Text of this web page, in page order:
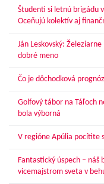
Študenti si letnú brigádu
Oceňujú kolektív aj
Ján Leskovský:
dobré meno
Čo je dôchodková
Golfový tábor na Táľoch
bola výborná
V regióne Apúlia pocítite
Fantastický úspech – náš
vicemajstrom sveta v